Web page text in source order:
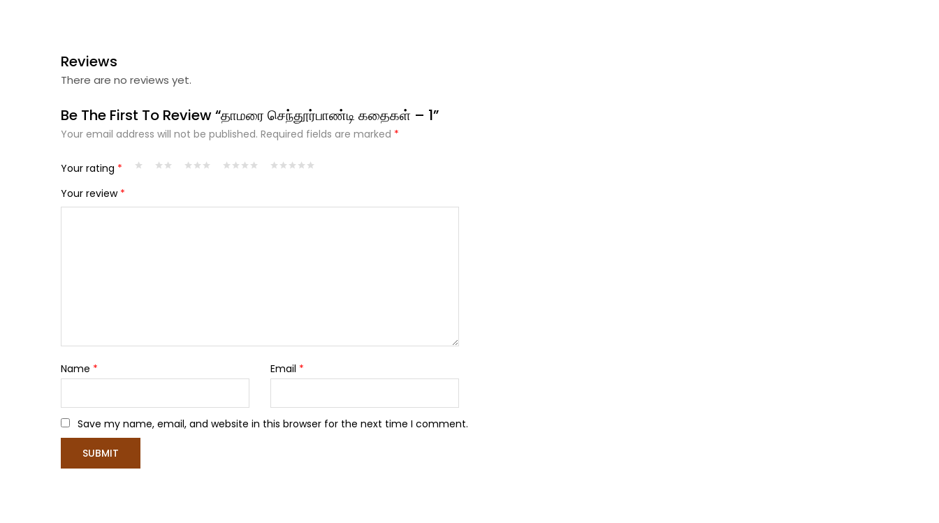
Reviews
There are no reviews yet.
Be The First To Review “தாமரை செந்தூர்பாண்டி கதைகள் – 1”
Your email address will not be published. Required fields are marked *
Your rating *
Your review *
Name * Email *
Save my name, email, and website in this browser for the next time I comment.